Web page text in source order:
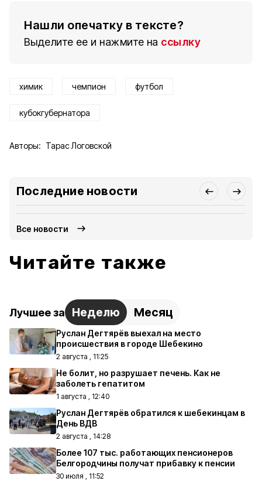
Нашли опечатку в тексте?
Выделите ее и нажмите на ссылку
химик чемпион футбол
кубокгубернатора
Авторы: Тарас Логовской
Последние новости
Все новости
Читайте также
Лучшее за Неделю Месяц
Руслан Дегтярёв выехал на место
происшествия в городе Шебекино
2 августа , 11:25
Не болит, но разрушает печень. Как не
заболеть гепатитом
1 августа , 12:40
Руслан Дегтярёв обратился к шебекинцам в
День ВДВ
2 августа , 14:28
Более 107 тыс. работающих пенсионеров
Белгородчины получат прибавку к пенсии
30 июля , 11:52